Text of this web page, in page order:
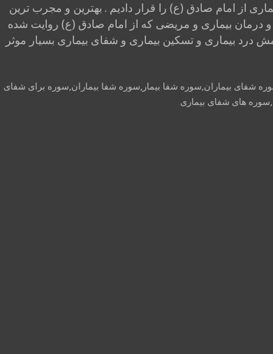
از امام صادق (ع) را قرار دادیم . بهترین و مجرب ترین
درمان بیماری و مریضی که از امام صادق (ع) روایت شده
درد بیماری و تسکین بیماری و شفای بیماری بسیار موثر
شفای بیماران,سوره شفا بیمار,سوره شفا بیماران,سوره برای شفای
های شفای بیماری